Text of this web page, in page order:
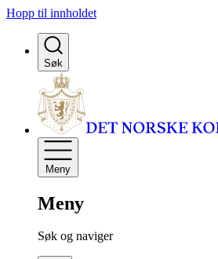
Hopp til innholdet
Søk
Meny
Meny
Søk og naviger